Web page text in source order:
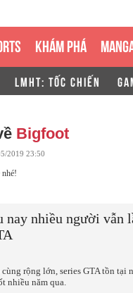
KHÁM PHÁ
LMHT: TỐC CHIẾN
Bigfoot
2019 23:50
nay nhiều người vẫn
rộng lớn, series GTA tồn tại
nhiều năm qua.